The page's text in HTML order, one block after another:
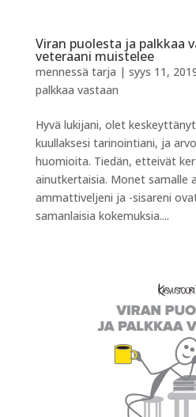
Viran puolesta ja palkkaa
veteraani muistelee
mennessä tarja | syys 11,
palkkaa vastaan
Hyvä lukijani, olet
kuullaksesi tarinointiani, ja
huomioita. Tiedän, etteivät
ainutkertaisia. Monet samalle
ammattiveljeni ja -sisareni
samanlaisia kokemuksia....